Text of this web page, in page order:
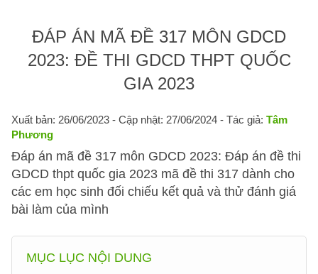
ĐÁP ÁN MÃ ĐỀ 317 MÔN GDCD
2023: ĐỀ THI GDCD THPT QUỐC
GIA 2023
Xuất bản: 26/06/2023 - Cập nhật: 27/06/2024 - Tác giả: Tâm
Phương
Đáp án mã đề 317 môn GDCD 2023: Đáp án đề thi
GDCD thpt quốc gia 2023 mã đề thi 317 dành cho
các em học sinh đối chiếu kết quả và thử đánh giá
bài làm của mình
MỤC LỤC NỘI DUNG